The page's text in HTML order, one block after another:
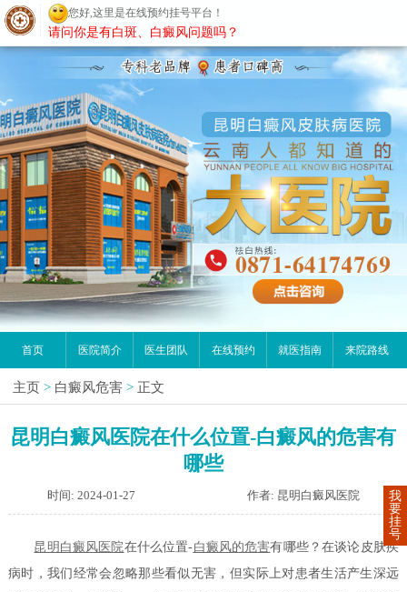
昆明白癜风医院
首页 医院简介 医生团队 在线预约 就医指南 来院路线
主页 > 白癜风危害 > 正文
昆明白癜风医院在什么位置-白癜风的危害有
哪些
时间: 2024-01-27 作者: 昆明白癜风医院
昆明白癜风医院在什么位置-白癜风的危害有哪些？在谈论皮肤疾
病时，我们经常会忽略那些看似无害，但实际上对患者生活产生深远
我
要
挂
号
您好,这里是在线预约挂号平台！
请问你是有白斑、白癜风问题吗？